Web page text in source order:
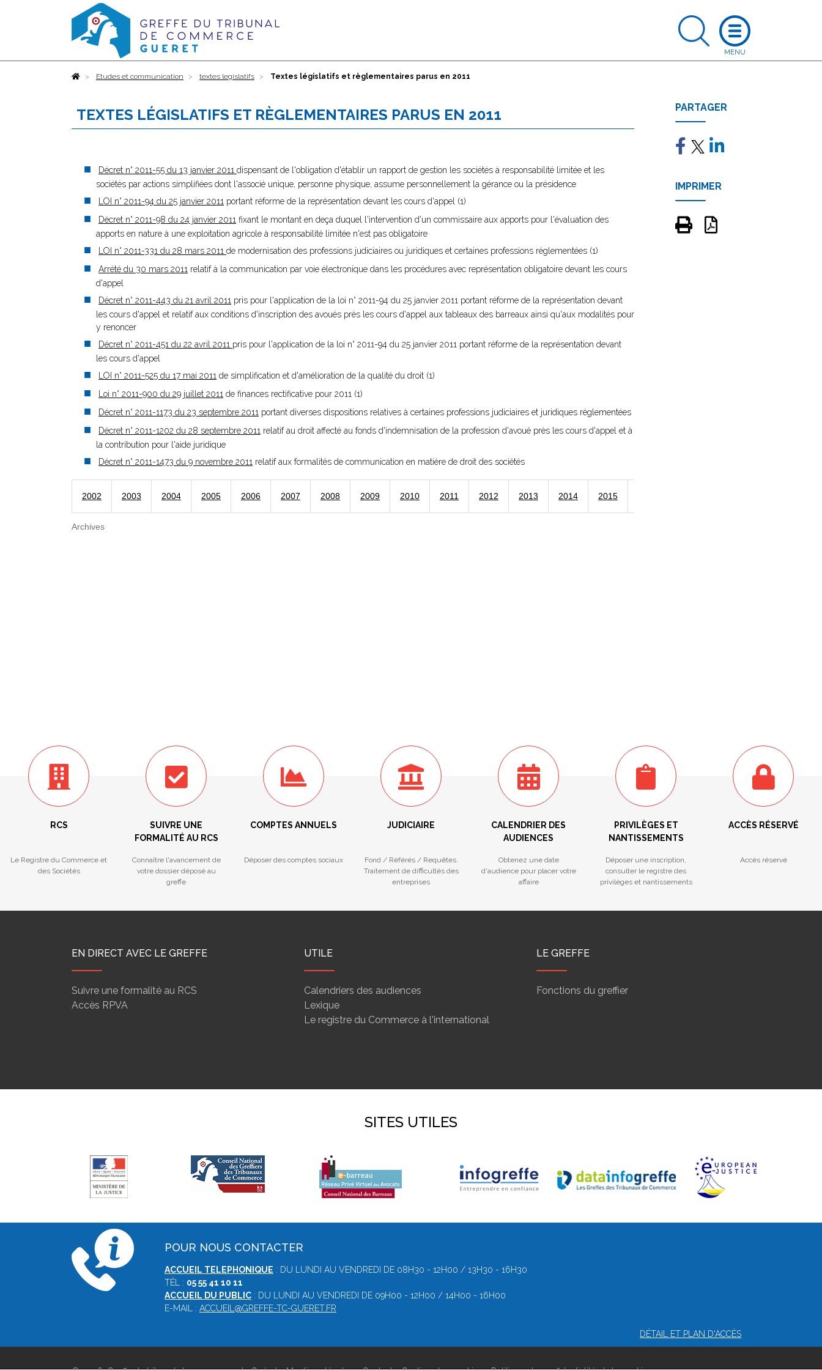
AccueilEtudes et communication textes legislatifs Textes législatifs et règlementaires parus en 2011
TEXTES LÉGISLATIFS ET RÈGLEMENTAIRES PARUS EN 2011
Décret n° 2011-55 du 13 janvier 2011 dispensant de l'obligation d'établir un rapport de gestion les sociétés à responsabilité limitée et les
sociétés par actions simplifiées dont l'associé unique, personne physique, assume personnellement la gérance ou la présidence
LOI n° 2011-94 du 25 janvier 2011 portant réforme de la représentation devant les cours d'appel (1)
Décret n° 2011-98 du 24 janvier 2011 fixant le montant en deça duquel l'intervention d'un commissaire aux apports pour l'évaluation des
apports en nature à une exploitation agricole à responsabilité limitée n'est pas obligatoire
LOI n° 2011-331 du 28 mars 2011 de modernisation des professions judiciaires ou juridiques et certaines professions réglementées (1)
Arrété du 30 mars 2011 relatif à la communication par voie électronique dans les procédures avec représentation obligatoire devant les cours
d'appel
Décret n° 2011-443 du 21 avril 2011 pris pour l'application de la loi n° 2011-94 du 25 janvier 2011 portant réforme de la représentation devant
les cours d'appel et relatif aux conditions d'inscription des avoués près les cours d'appel aux tableaux des barreaux ainsi qu'aux modalités pour
y renoncer
Décret n° 2011-451 du 22 avril 2011 pris pour l'application de la loi n° 2011-94 du 25 janvier 2011 portant réforme de la représentation devant
les cours d'appel
LOI n° 2011-525 du 17 mai 2011 de simplification et d'amélioration de la qualité du droit (1)
Loi n° 2011-900 du 29 juillet 2011 de finances rectificative pour 2011 (1)
Décret n° 2011-1173 du 23 septembre 2011 portant diverses dispositions relatives à certaines professions judiciaires et juridiques réglementées
Décret n° 2011-1202 du 28 septembre 2011 relatif au droit affecté au fonds d'indemnisation de la profession d'avoué près les cours d'appel et à
la contribution pour l'aide juridique
Décret n° 2011-1473 du 9 novembre 2011 relatif aux formalités de communication en matière de droit des sociétés
Archives
2002 2003 2004 2005 2006 2007 2008 2009 2010 2011 2012 2013 2014 2015
PARTAGER
IMPRIMER
RCS
Le Registre du Commerce et
des Sociétés
SUIVRE UNE
FORMALITÉ AU RCS
Connaître l'avancement de
votre dossier déposé au
greffe
COMPTES ANNUELS
Déposer des comptes sociaux
JUDICIAIRE
Fond / Référés / Requêtes.
Traitement de difficultés des
entreprises
CALENDRIER DES
AUDIENCES
Obtenez une date
d'audience pour placer votre
affaire
PRIVILÈGES ET
NANTISSEMENTS
Déposer une inscription,
consulter le registre des
privilèges et nantissements
ACCÈS RÉSERVÉ
Accès réservé
EN DIRECT AVEC LE GREFFE
Suivre une formalité au RCS
Accès RPVA
UTILE
Calendriers des audiences
Lexique
Le registre du Commerce à l'international
LE GREFFE
Fonctions du greffier
SITES UTILES
POUR NOUS CONTACTER
ACCUEIL TELEPHONIQUE : DU LUNDI AU VENDREDI DE 08H30 - 12H00 / 13H30 - 16H30
TÉL : 05 55 41 10 11
ACCUEIL DU PUBLIC : DU LUNDI AU VENDREDI DE 09H00 - 12H00 / 14H00 - 16H00
E-MAIL : ACCUEIL@GREFFE-TC-GUERET.FR
DÉTAIL ET PLAN D'ACCÈS